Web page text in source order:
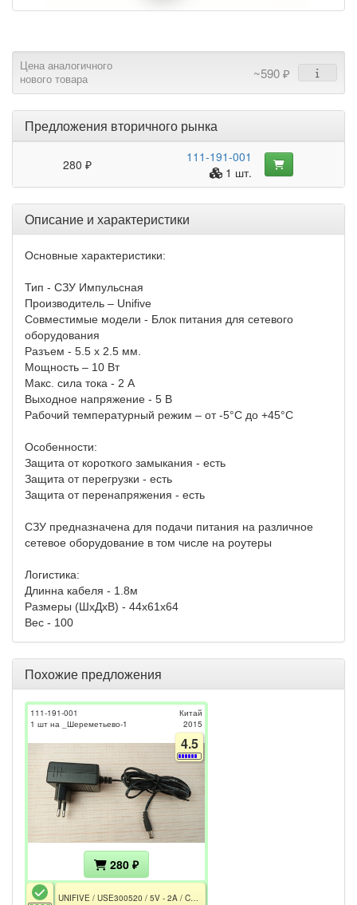
Цена аналогичного
нового товара
~590 ₽
Предложения вторичного рынка
280 ₽
111-191-001
1 шт.
Описание и характеристики
Основные характеристики:
Тип - СЗУ Импульсная
Производитель – Unifive
Совместимые модели - Блок питания для сетевого
оборудования
Разъем - 5.5 х 2.5 мм.
Мощность – 10 Вт
Макс. сила тока - 2 А
Выходное напряжение - 5 В
Рабочий температурный режим – от -5°C до +45°C
Особенности:
Защита от короткого замыкания - есть
Защита от перегрузки - есть
Защита от перенапряжения - есть
СЗУ предназначена для подачи питания на различное
сетевое оборудование в том числе на роутеры
Логистика:
Длинна кабеля - 1.8м
Размеры (ШхДхВ) - 44х61х64
Вес - 100
Похожие предложения
111-191-001
1 шт на _Шереметьево-1
Китай
2015
4.5
280 ₽
UNIFIVE / USE300520 / 5V - 2A / CE / Черный